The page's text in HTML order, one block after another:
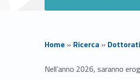
Home » Ricerca »
Nell’anno 2026, saranno